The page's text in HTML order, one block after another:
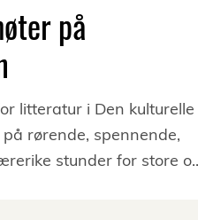
på
litteratur i Den kulturelle
rørende, spennende,
stunder for store